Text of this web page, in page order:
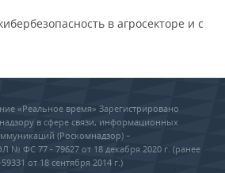
в агросекторе и с
«Реальное время» Зарегистрировано
в сфере связи, информационных
(Роскомнадзор) –
№ ФС 77 - 79627 от 18 декабря 2020 г. (ранее
от 18 сентября 2014 г.)